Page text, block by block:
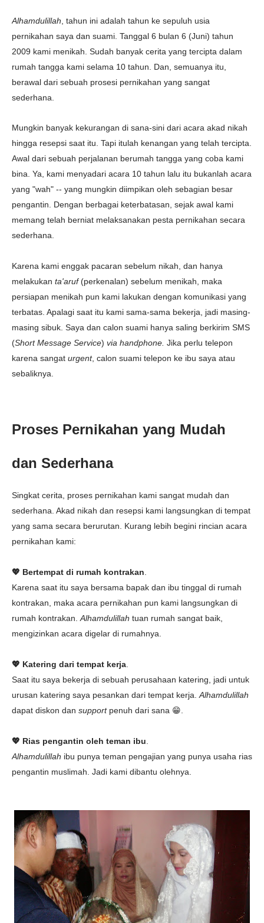
Alhamdulillah , tahun ini adalah tahun ke sepuluh usia
pernikahan saya dan suami. Tanggal 6 bulan 6 (Juni) tahun
2009 kami menikah. Sudah banyak cerita yang tercipta dalam
rumah tangga kami selama 10 tahun. Dan, semuanya itu,
berawal dari sebuah prosesi pernikahan yang sangat
sederhana.
Mungkin banyak kekurangan di sana-sini dari acara akad nikah
hingga resepsi saat itu. Tapi itulah kenangan yang telah tercipta.
Awal dari sebuah perjalanan berumah tangga yang coba kami
bina. Ya, kami menyadari acara 10 tahun lalu itu bukanlah acara
yang "wah" -- yang mungkin diimpikan oleh sebagian besar
pengantin. Dengan berbagai keterbatasan, sejak awal kami
memang telah berniat melaksanakan pesta pernikahan secara
sederhana.
Karena kami enggak pacaran sebelum nikah, dan hanya
melakukan ta'aruf(perkenalan) sebelum menikah, maka
persiapan menikah pun kami lakukan dengan komunikasi yang
terbatas. Apalagi saat itu kami sama-sama bekerja, jadi masing-
masing sibuk. Saya dan calon suami hanya saling berkirim SMS
(Short Message Service) via handphone. Jika perlu telepon
karena sangat urgent, calon suami telepon ke ibu saya atau
sebaliknya.
Proses Pernikahan yang Mudah
dan Sederhana
Singkat cerita, proses pernikahan kami sangat mudah dan
sederhana. Akad nikah dan resepsi kami langsungkan di tempat
yang sama secara berurutan. Kurang lebih begini rincian acara
pernikahan kami:
💖 Bertempat di rumah kontrakan
Karena saat itu saya bersama bapak dan ibu tinggal di rumah
kontrakan, maka acara pernikahan pun kami langsungkan di
rumah kontrakan. Alhamdulillah tuan rumah sangat baik,
mengizinkan acara digelar di rumahnya.
💖 Katering dari tempat kerja
Saat itu saya bekerja di sebuah perusahaan katering, jadi untuk
urusan katering saya pesankan dari tempat kerja. Alhamdulillah
dapat diskon dan supportpenuh dari sana 😁.
💖 Rias pengantin oleh teman ibu
Alhamdulillah ibu punya teman pengajian yang punya usaha rias
pengantin muslimah. Jadi kami dibantu olehnya.